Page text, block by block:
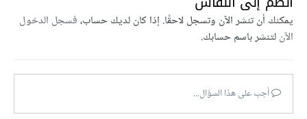
يمكنك أن تنشر الآن وتسجل لاحقًا. إذا كان لديك حساب،فسجل الدخول
الآنلتنشر باسم حسابك.
أجب على هذا السؤال...